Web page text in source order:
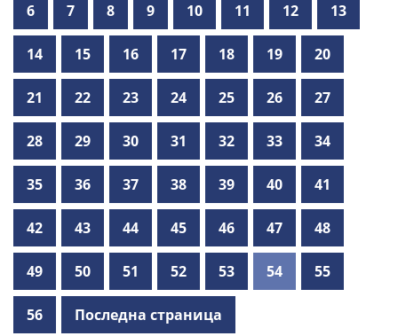
6 7 8 9 10 11 12 13
14 15 16 17 18 19 20
21 22 23 24 25 26 27
28 29 30 31 32 33 34
35 36 37 38 39 40 41
42 43 44 45 46 47 48
49 50 51 52 53 54 55
56 Последна страница